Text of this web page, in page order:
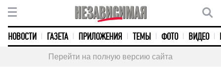
НОВОСТИ ГАЗЕТА ПРИЛОЖЕНИЯ ТЕМЫ ФОТО ВИДЕО
Перейти на полную версию сайта